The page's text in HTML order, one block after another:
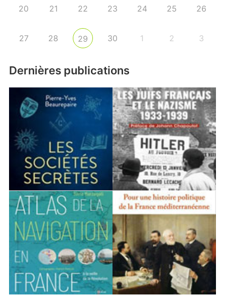
20 21 22 23 24 25 26
27 28 29 30 1 2 3
Dernières publications